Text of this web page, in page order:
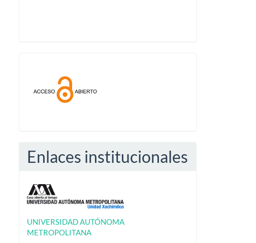
abierto
Enlaces institucionales
UNIVERSIDAD AUTÓNOMA
METROPOLITANA